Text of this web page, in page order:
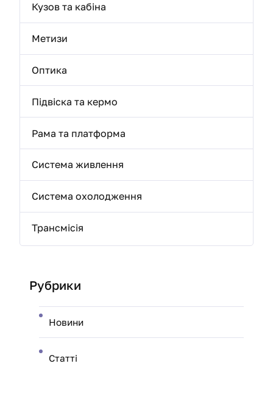
Кузов та кабіна
Метизи
Оптика
Підвіска та кермо
Рама та платформа
Система живлення
Система охолодження
Трансмісія
Рубрики
Новини
Статті